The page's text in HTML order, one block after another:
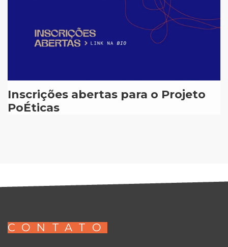
Inscrições abertas para o Projeto
PoÉticas
CONTATO